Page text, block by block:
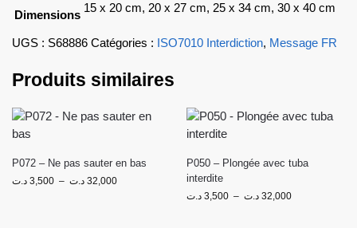
Dimensions
15 x 20 cm, 20 x 27 cm, 25 x 34 cm, 30 x 40 cm
UGS : S68886 Catégories : ISO7010 Interdiction, Message FR
Produits similaires
P072 – Ne pas sauter en bas
3,500 د.ت – 32,000 د.ت
P050 – Plongée avec tuba
interdite
3,500 د.ت – 32,000 د.ت